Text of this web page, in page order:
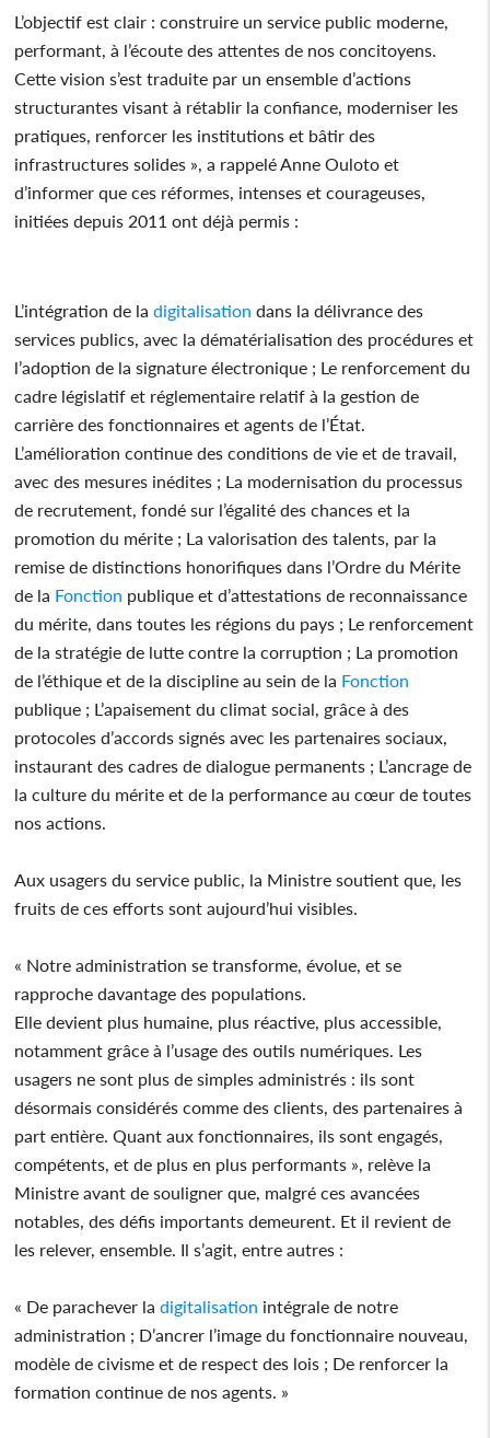
L’objectif est clair : construire un service public moderne,
performant, à l’écoute des attentes de nos concitoyens.
Cette vision s’est traduite par un ensemble d’actions
structurantes visant à rétablir la confiance, moderniser les
pratiques, renforcer les institutions et bâtir des
infrastructures solides », a rappelé Anne Ouloto et
d’informer que ces réformes, intenses et courageuses,
initiées depuis 2011 ont déjà permis :
L’intégration de ladigitalisation dans la délivrance des
services publics, avec la dématérialisation des procédures et
l’adoption de la signature électronique ; Le renforcement du
cadre législatif et réglementaire relatif à la gestion de
carrière des fonctionnaires et agents de l’État.
L’amélioration continue des conditions de vie et de travail,
avec des mesures inédites ; La modernisation du processus
de recrutement, fondé sur l’égalité des chances et la
promotion du mérite ; La valorisation des talents, par la
remise de distinctions honorifiques dans l’Ordre du Mérite
de la Fonction publique et d’attestations de reconnaissance
du mérite, dans toutes les régions du pays ; Le renforcement
de la stratégie de lutte contre la corruption ; La promotion
de l’éthique et de la discipline au sein de la Fonction
publique ; L’apaisement du climat social, grâce à des
protocoles d’accords signés avec les partenaires sociaux,
instaurant des cadres de dialogue permanents ; L’ancrage de
la culture du mérite et de la performance au cœur de toutes
nos actions.
Aux usagers du service public, la Ministre soutient que, les
fruits de ces efforts sont aujourd’hui visibles.
« Notre administration se transforme, évolue, et se
rapproche davantage des populations.
Elle devient plus humaine, plus réactive, plus accessible,
notamment grâce à l’usage des outils numériques. Les
usagers ne sont plus de simples administrés : ils sont
désormais considérés comme des clients, des partenaires à
part entière. Quant aux fonctionnaires, ils sont engagés,
compétents, et de plus en plus performants », relève la
Ministre avant de souligner que, malgré ces avancées
notables, des défis importants demeurent. Et il revient de
les relever, ensemble. Il s’agit, entre autres :
« De parachever ladigitalisation intégrale de notre
administration ; D’ancrer l’image du fonctionnaire nouveau,
modèle de civisme et de respect des lois ; De renforcer la
formation continue de nos agents. »